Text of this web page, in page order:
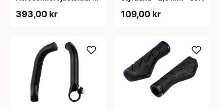
Sort
393,00 kr 109,00 kr